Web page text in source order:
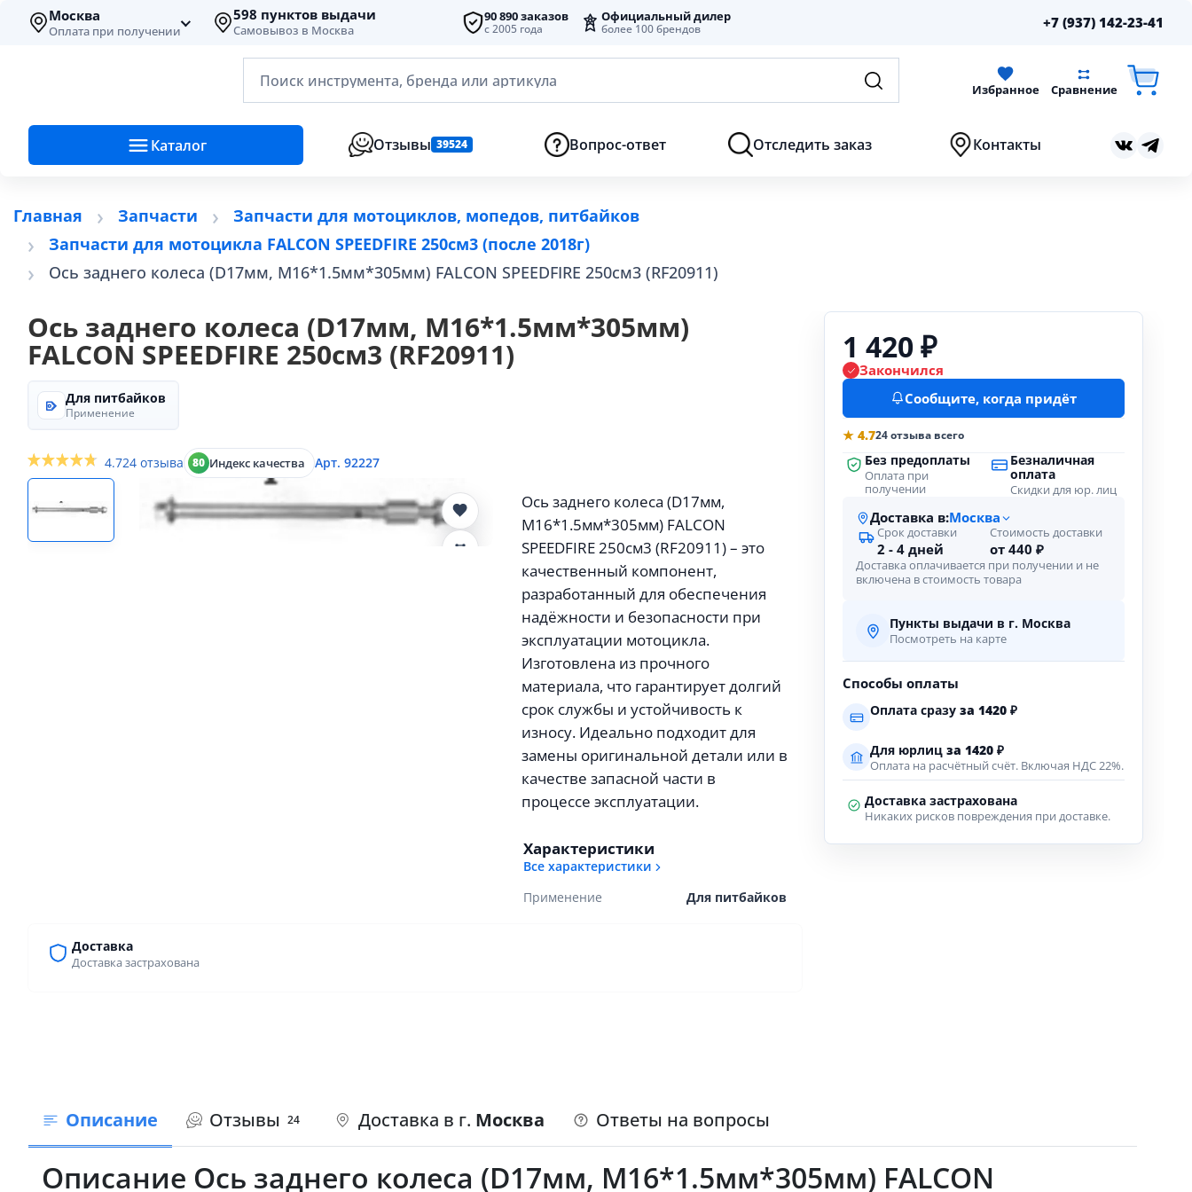
Москва
Оплата при получении
598 пунктов выдачи
Самовывоз в Москва
90 890 заказов
с 2005 года
Официальный дилер
более 100 брендов +7 (937) 142-23-41
Поиск инструмента, бренда или артикула Избранное Сравнение
Каталог Отзывы 39524 Вопрос-ответ Отследить заказ Контакты
Главная Запчасти
Запчасти для мотоциклов, мопедов, питбайков
Запчасти для мотоцикла FALCON SPEEDFIRE 250см3 (после 2018г)
Ось заднего колеса (D17мм, М16*1.5мм*305мм) FALCON SPEEDFIRE 250см3 (RF20911)
Ось заднего колеса (D17мм, М16*1.5мм*305мм)
FALCON SPEEDFIRE 250см3 (RF20911)
Для питбайков
Применение
4.724 отзыва 80 Индекс качества Арт. 92227
Ось заднего колеса (D17мм,
М16*1.5мм*305мм) FALCON
SPEEDFIRE 250см3 (RF20911) – это
качественный компонент,
разработанный для обеспечения
надёжности и безопасности при
эксплуатации мотоцикла.
Изготовлена из прочного
материала, что гарантирует долгий
срок службы и устойчивость к
износу. Идеально подходит для
замены оригинальной детали или в
качестве запасной части в
процессе эксплуатации.
Характеристики
Все характеристики
Применение Для питбайков
Доставка
Доставка застрахована
1 420 ₽
Закончился
Сообщите, когда придёт
★ 4.724 отзыва всего
Без предоплаты
Оплата при
получении
Безналичная
оплата
Скидки для юр. лиц
Доставка в:Москва
Срок доставки
2 - 4 дней
Стоимость доставки
от 440 ₽
Доставка оплачивается при получении и не
включена в стоимость товара
Пункты выдачи в г. Москва
Посмотреть на карте
Способы оплаты
Оплата сразу за 1420 ₽
Для юрлиц за 1420 ₽
Оплата на расчётный счёт. Включая НДС 22%.
Доставка застрахована
Никаких рисков повреждения при доставке.
Описание Отзывы 24 Доставка в г. Москва Ответы на вопросы
Описание Ось заднего колеса (D17мм, М16*1.5мм*305мм) FALCON